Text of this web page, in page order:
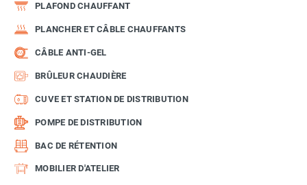
PLAFOND CHAUFFANT
PLANCHER ET CÂBLE CHAUFFANTS
CÂBLE ANTI-GEL
BRÛLEUR CHAUDIÈRE
CUVE ET STATION DE DISTRIBUTION
POMPE DE DISTRIBUTION
BAC DE RÉTENTION
MOBILIER D'ATELIER